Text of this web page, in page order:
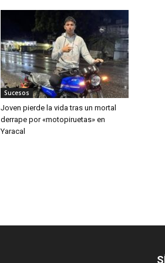
Sucesos
Joven pierde la vida tras un mortal
derrape por «motopiruetas» en
Yaracal